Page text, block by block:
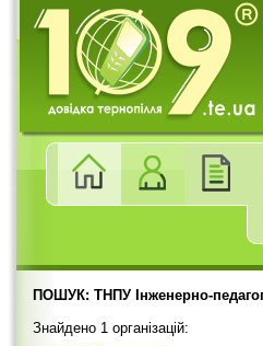
ПОШУК: ТНПУ Інженерно-
Знайдено 1 організацій: